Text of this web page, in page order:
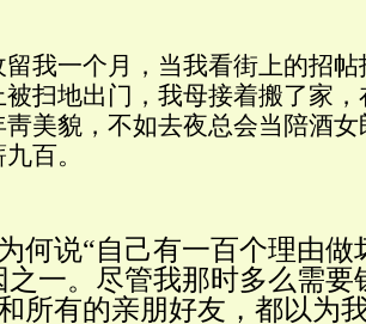
我一个月，当我看街上的招
扫地出门，我母接着搬了家
美貌，不如去夜总会当陪酒
百。
何说“自己有一百个理由
之一。尽管我那时多么需
所有的亲朋好友，都以为